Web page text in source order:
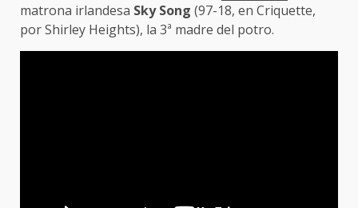
matrona irlandesa Sky Song (97-18, en Criquette,
por Shirley Heights), la 3ª madre del potro.